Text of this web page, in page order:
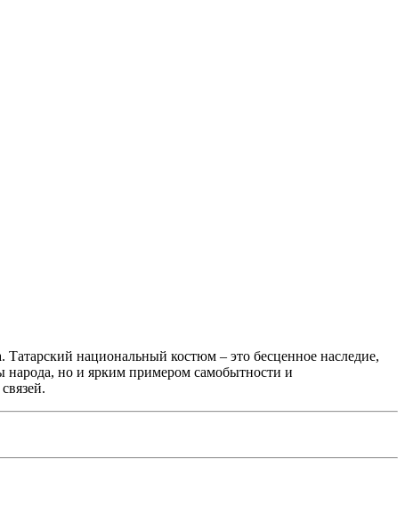
национальный костюм – это бесценное наследие,
народа, но и ярким примером самобытности и